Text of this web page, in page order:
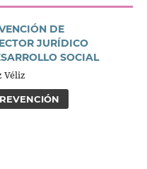
DE
JURÍDICO
SOCIAL
Véliz